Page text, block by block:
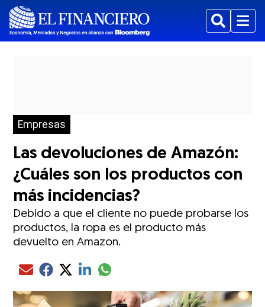
BuscarMenu
Empresas
Las devoluciones de Amazón:
¿Cuáles son los productos con
más incidencias?
Debido a que el cliente no puede probarse los
productos, la ropa es el producto más
devuelto en Amazon.
Compartir el artículo actual mediante Email
Compartir el artículo actual mediante Facebook
Compartir el artículo actual mediante Twitter
Compartir el artículo actual mediante LinkedIn
Compartir el artículo actual mediante